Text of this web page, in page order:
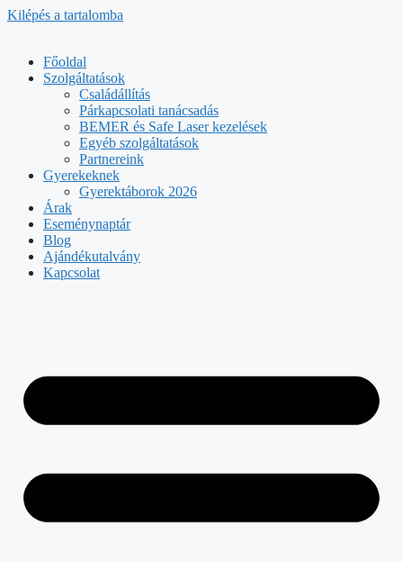
Kilépés a tartalomba
Főoldal
Szolgáltatások
Családállítás
Párkapcsolati tanácsadás
BEMER és Safe Laser kezelések
Egyéb szolgáltatások
Partnereink
Gyerekeknek
Gyerektáborok 2026
Árak
Eseménynaptár
Blog
Ajándékutalvány
Kapcsolat